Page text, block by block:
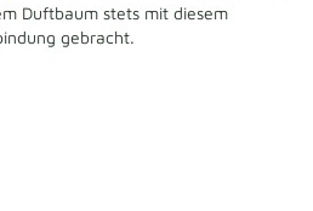
Duftbaum stets mit diesem
gebracht.